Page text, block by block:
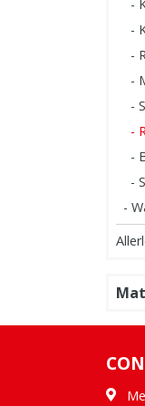
-
-
-
-
-
-
-
-
-